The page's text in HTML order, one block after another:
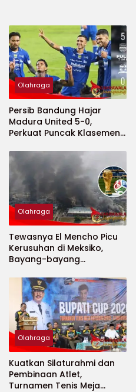
Olahraga
Persib Bandung Hajar
Madura United 5-0,
Perkuat Puncak Klasemen
Olahraga
Tewasnya El Mencho Picu
Kerusuhan di Meksiko,
Bayang-bayang
2026 Menguat
Olahraga
Kuatkan Silaturahmi dan
Pembinaan Atlet,
Turnamen Tenis Meja